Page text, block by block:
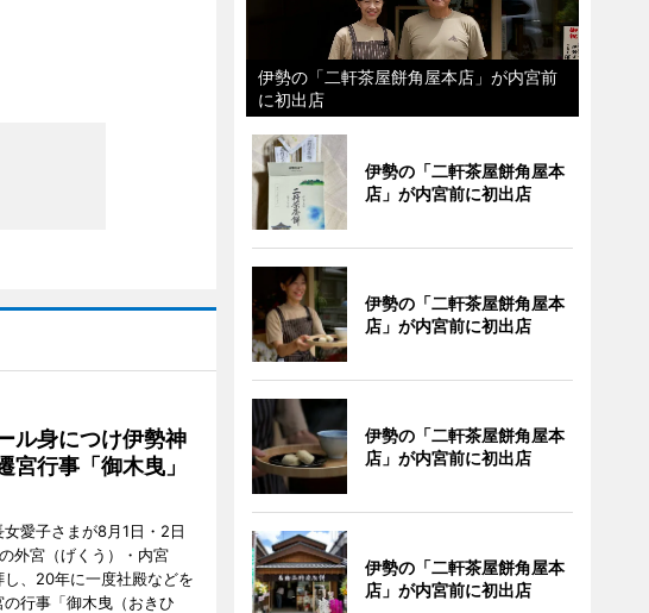
ル身につけ伊勢神
行事「御木曳」
愛子さまが8月1日・2日
外宮（げくう）・内宮
し、20年に一度社殿などを
行事「御木曳（おきひ
伊勢の「二軒茶屋餅角屋本店」が内宮前
に初出店
伊勢の「二軒茶屋餅角屋本
店」が内宮前に初出店
伊勢の「二軒茶屋餅角屋本
店」が内宮前に初出店
伊勢の「二軒茶屋餅角屋本
店」が内宮前に初出店
伊勢の「二軒茶屋餅角屋本
店」が内宮前に初出店